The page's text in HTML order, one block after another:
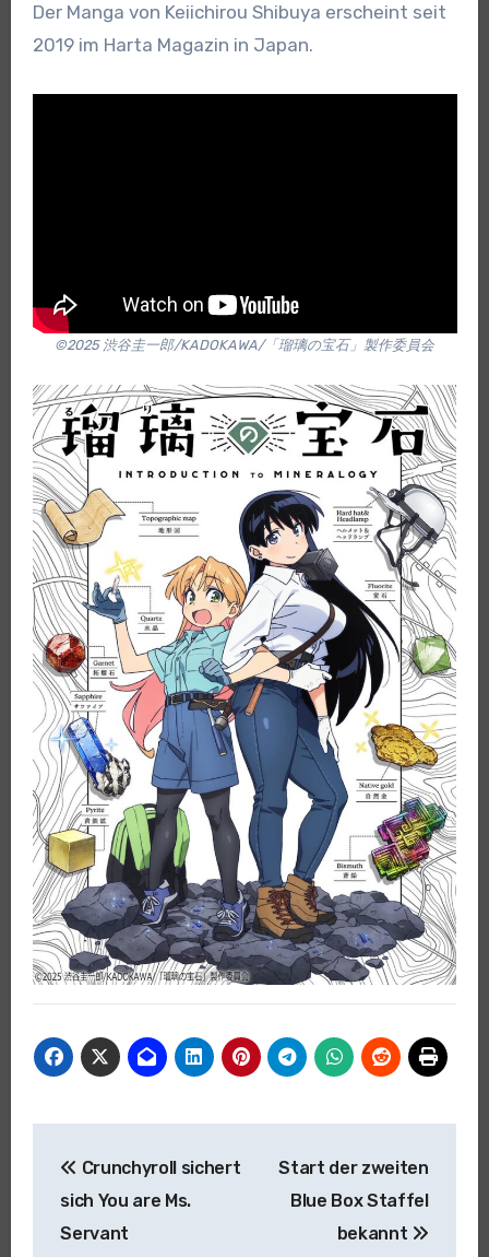
Der Manga von Keiichirou Shibuya erscheint seit
2019 im Harta Magazin in Japan.
©2025 渋谷圭一郎/KADOKAWA/「瑠璃の宝石」製作委員会
Crunchyroll sichert
sich You are Ms.
Servant
Start der zweiten
Blue Box Staffel
bekannt